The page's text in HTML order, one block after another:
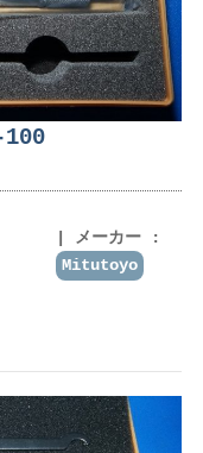
メーカー :
Mitutoyo